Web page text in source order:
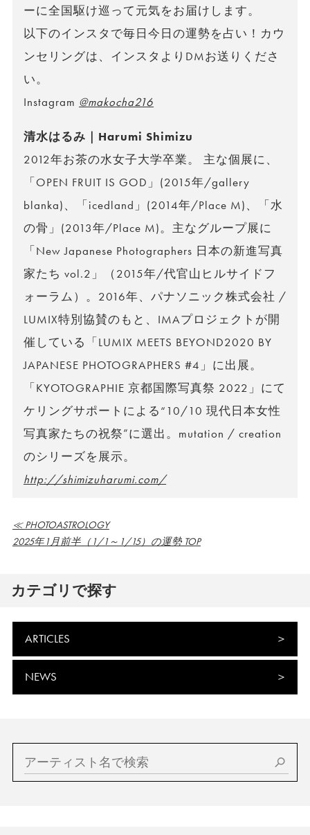
ーに全国駆け巡って元気をお届けします。
以下のインスタで毎日今日の運勢を占い！カウ
ンセリングは、インスタよりDMお送りくださ
い。
Instagram @makocha216
清水はるみ｜Harumi Shimizu
2012年お茶の水女子大学卒業。 主な個展に、
「OPEN FRUIT IS GOD」(2015年/gallery
blanka)、「icedland」(2014年/Place M)、「水
の骨」(2013年/Place M)。主なグループ展に
「New Japanese Photographers 日本の新進写真
家たち vol.2」（2015年/代官山ヒルサイドフ
ォーラム）。2016年、パナソニック株式会社 /
LUMIX特別協賛のもと、IMAプロジェクトが開
催している「LUMIX MEETS BEYOND2020 BY
JAPANESE PHOTOGRAPHERS #4」に出展。
「KYOTOGRAPHIE 京都国際写真祭 2022」にて
ケリングサポートによる“10/10 現代日本女性
写真家たちの祝祭”に選出。mutation / creation
のシリーズを展示。
http://shimizuharumi.com/
≪ PHOTOASTROLOGY
2025年1月前半（1/1～1/15）の運勢 TOP
カテゴリで探す
ARTICLES
NEWS